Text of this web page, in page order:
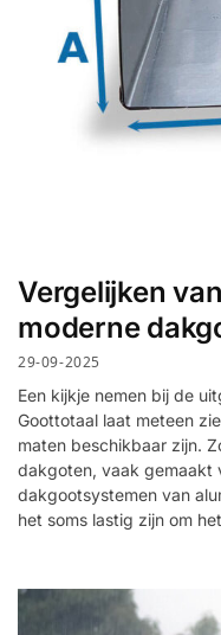
Vergelijken
moderne
29-09-2025
Een kijkje nemen bij de
Goottotaal laat meteen
maten beschikbaar zijn.
dakgoten, vaak gemaakt
dakgootsystemen van
het soms lastig zijn om